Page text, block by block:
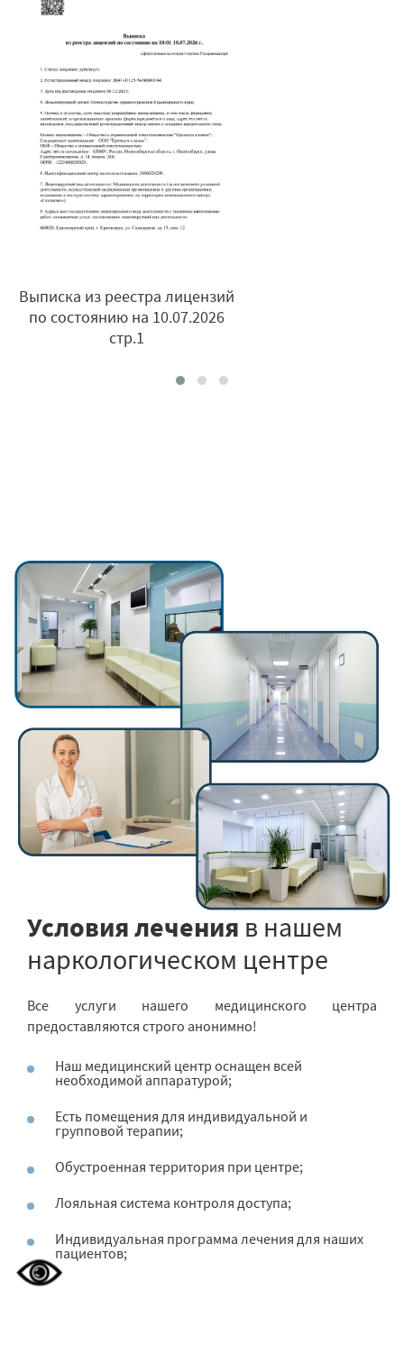
Выписка из реестра лицензий
по состоянию на 10.07.2026
стр.1
Условия лечения в нашем
наркологическом центре
Все услуги нашего медицинского центра
предоставляются строго анонимно!
Наш медицинский центр оснащен всей
необходимой аппаратурой;
Есть помещения для индивидуальной и
групповой терапии;
Обустроенная территория при центре;
Лояльная система контроля доступа;
Индивидуальная программа лечения для наших
пациентов;